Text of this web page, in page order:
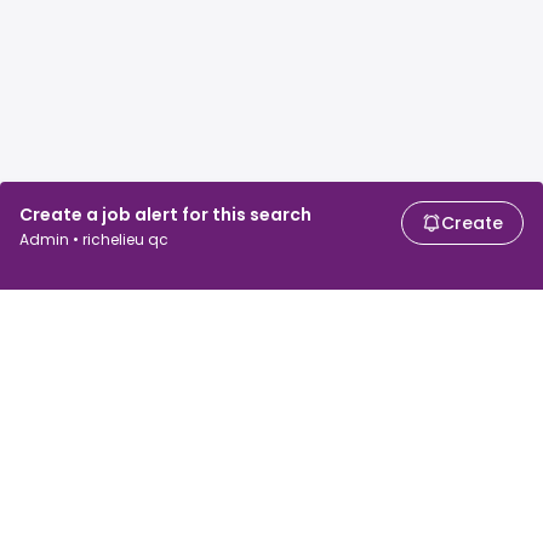
Create a job alert for this search
Admin • richelieu qc
Create